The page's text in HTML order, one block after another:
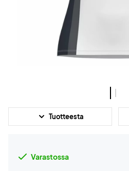
Tuotteesta
Varastossa